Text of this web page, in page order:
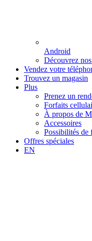
Android
Découvrez
Vendez votre
Trouvez un magasin
Plus
Prenez un
Forfaits
À propos de
Accessoires
Possibilités de
Offres spéciales
EN